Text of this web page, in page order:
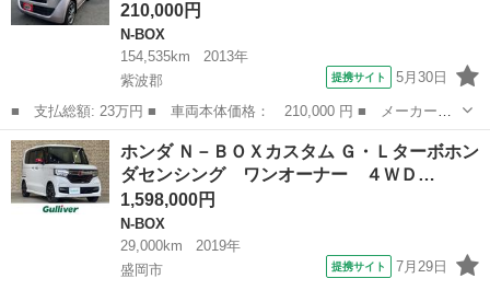
210,000円
N-BOX
154,535km
2013年
紫波郡
提携サイト 5月30日
■ 支払総額: 23万円 ■ 車両本体価格： 210,000 円 ■ メーカー
名： ホンダ ■ 車種名： Ｎ－ＢＯＸ ■ グレード名： Ｇ ＳＳ
パッケージ ■ 排気量： 660cc ■ ドア枚数： 5D ■ ミッション：
...
岩手 紫波郡 N-BOX
ホンダ Ｎ－ＢＯＸカスタム Ｇ・Ｌターボホン
ダセンシング ワンオーナー ４ＷＤ…
1,598,000円
N-BOX
29,000km
2019年
盛岡市
提携サイト 7月29日